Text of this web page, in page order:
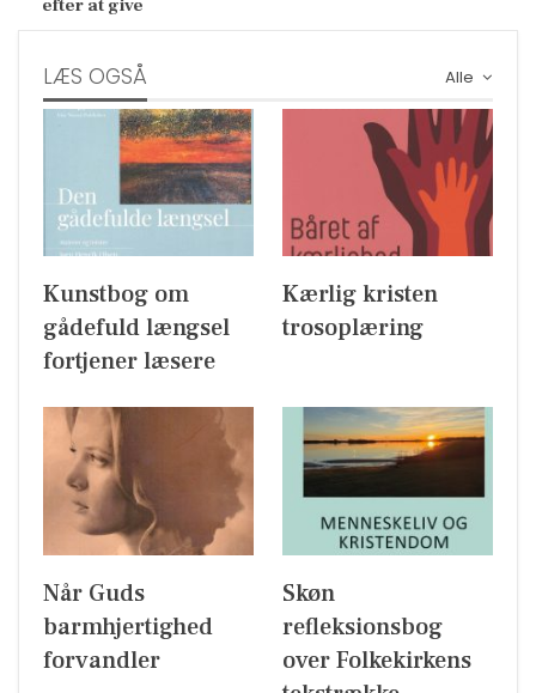
efter at give
Alle
LÆS OGSÅ
Kunstbog om
gådefuld længsel
fortjener læsere
Kærlig kristen
trosoplæring
Når Guds
barmhjertighed
forvandler
Skøn
refleksionsbog
over Folkekirkens